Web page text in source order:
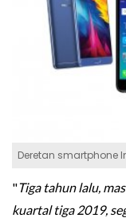
Deretan smartphone
"Tiga tahun lalu,
kuartal tiga 2019,